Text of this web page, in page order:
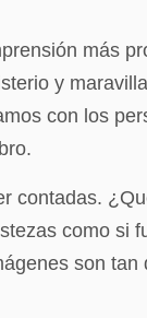
más
y
con los
contadas.
como si
son tan